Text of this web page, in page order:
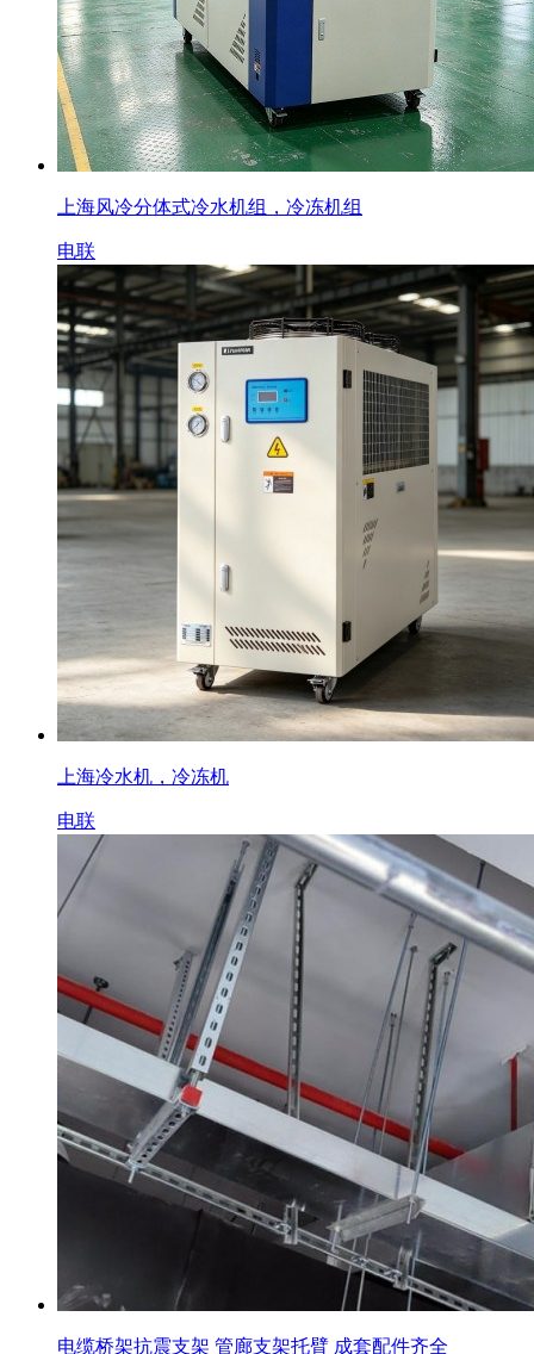
上海风冷分体式冷水机组，冷冻机组
电联
上海冷水机，冷冻机
电联
电缆桥架抗震支架 管廊支架托臂 成套配件齐全